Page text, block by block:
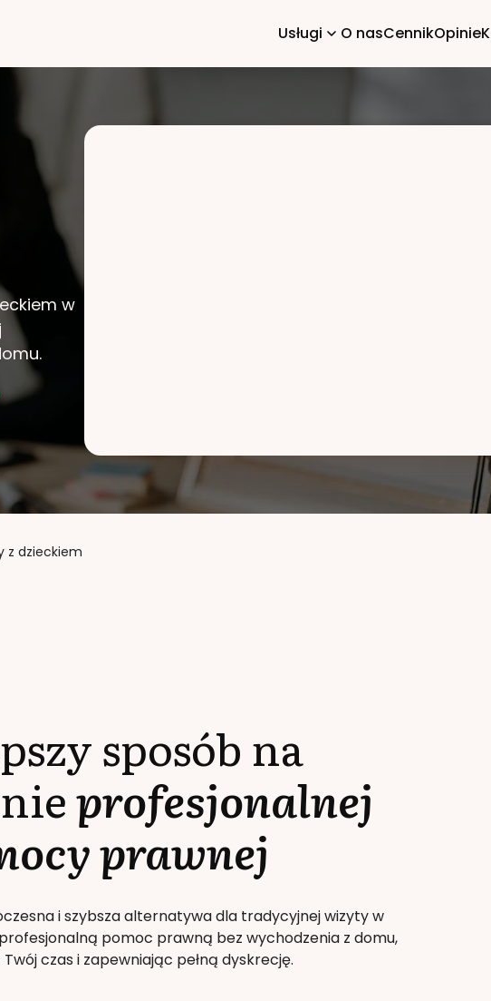
Usługi O nasCennikOpinie
w
z dzieckiem
sposób na
profesjonalnej
prawnej
i szybsza alternatywa dla tradycyjnej wizyty w
pomoc prawną bez wychodzenia z domu,
czas i zapewniając pełną dyskrecję.